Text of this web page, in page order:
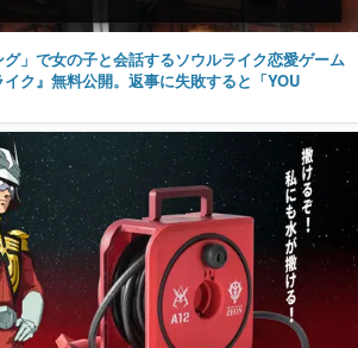
グ」で女の子と会話するソウルライク恋愛ゲーム
イク』無料公開。返事に失敗すると「YOU